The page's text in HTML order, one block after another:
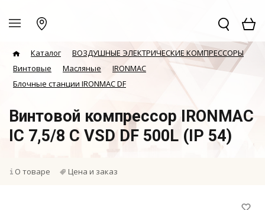
Каталог
ВОЗДУШНЫЕ ЭЛЕКТРИЧЕСКИЕ КОМПРЕССОРЫ
Винтовые
Масляные
IRONMAC
Блочные станции IRONMAC DF
Винтовой компрессор IRONMAC
IC 7,5/8 C VSD DF 500L (IP 54)
О товаре Цена и заказ